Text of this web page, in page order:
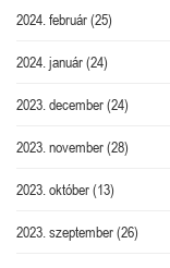
2024. február(25)
2024. január(24)
2023. december(24)
2023. november(28)
2023. október(13)
2023. szeptember(26)